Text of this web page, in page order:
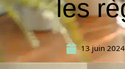
les
13 juin 2024